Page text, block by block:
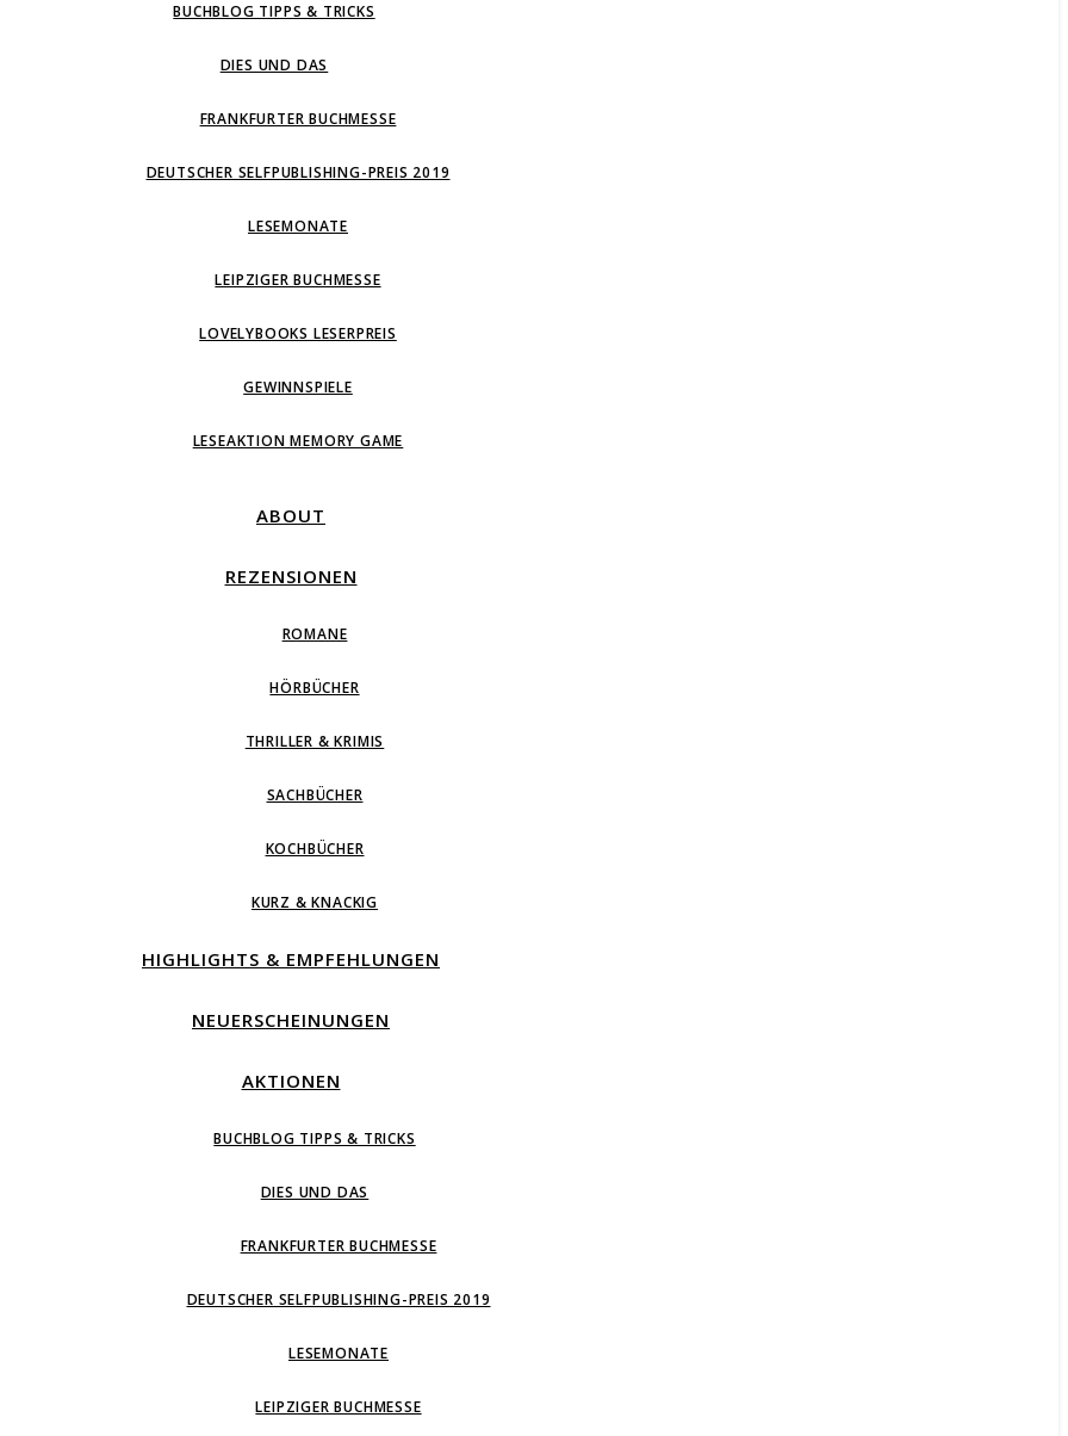
BUCHBLOG TIPPS & TRICKS
DIES UND DAS
FRANKFURTER BUCHMESSE
DEUTSCHER SELFPUBLISHING-PREIS 2019
LESEMONATE
LEIPZIGER BUCHMESSE
LOVELYBOOKS LESERPREIS
GEWINNSPIELE
LESEAKTION MEMORY GAME
ABOUT
REZENSIONEN
ROMANE
HÖRBÜCHER
THRILLER & KRIMIS
SACHBÜCHER
KOCHBÜCHER
KURZ & KNACKIG
HIGHLIGHTS & EMPFEHLUNGEN
NEUERSCHEINUNGEN
AKTIONEN
BUCHBLOG TIPPS & TRICKS
DIES UND DAS
FRANKFURTER BUCHMESSE
DEUTSCHER SELFPUBLISHING-PREIS 2019
LESEMONATE
LEIPZIGER BUCHMESSE